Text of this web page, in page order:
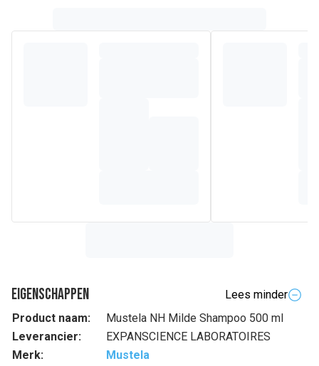
Eigenschappen
Lees minder
Product naam:
Mustela NH Milde Shampoo 500 ml
Leverancier:
EXPANSCIENCE LABORATOIRES
Merk:
Mustela